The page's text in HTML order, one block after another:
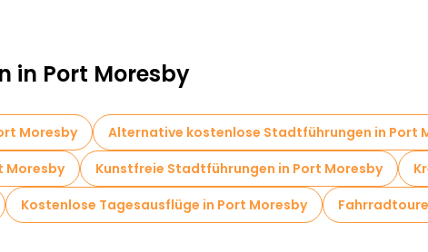
in Port Moresby
Moresby
Alternative kostenlose Stadtführungen in Port
Moresby
Kunstfreie Stadtführungen in Port Moresby
Kostenlose Tagesausflüge in Port Moresby